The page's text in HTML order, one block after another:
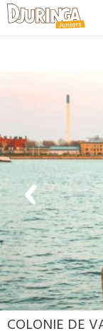
PROMO
COLONIE DE